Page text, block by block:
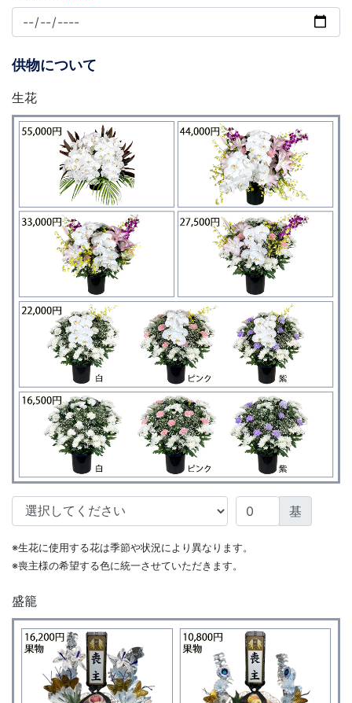
供物について
生花
基
※生花に使用する花は季節や状況により異なります。
※喪主様の希望する色に統一させていただきます。
盛籠